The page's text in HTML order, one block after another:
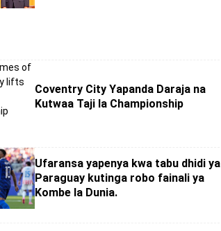
Coventry City Yapanda Daraja na
Kutwaa Taji la Championship
Ufaransa yapenya kwa tabu dhidi ya
Paraguay kutinga robo fainali ya
Kombe la Dunia.